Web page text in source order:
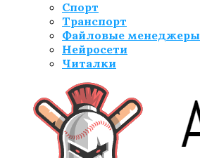
Спорт
Транспорт
Файловые менеджеры
Нейросети
Читалки